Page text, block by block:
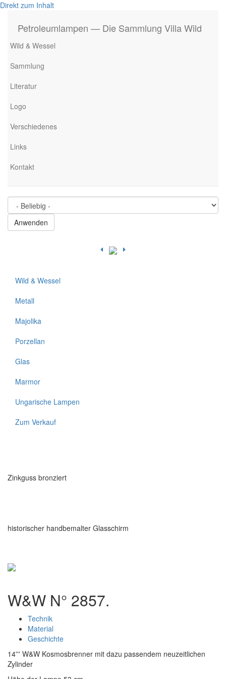
Direkt zum Inhalt
Petroleumlampen — Die Sammlung Villa Wild
Wild & Wessel
Sammlung
Literatur
Logo
Verschiedenes
Links
Kontakt
Wild & Wessel
Metall
Majolika
Porzellan
Glas
Marmor
Ungarische Lampen
Zum Verkauf
Zinkguss bronziert
historischer handbemalter Glasschirm
W&W N° 2857.
Technik
Material
Geschichte
14''' W&W Kosmosbrenner mit dazu passendem neuzeitlichen
Zylinder